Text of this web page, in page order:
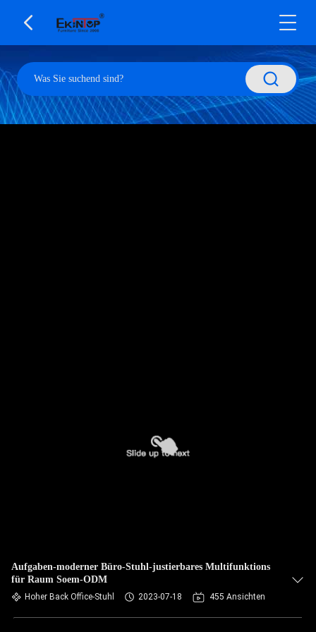
Aufgaben-moderner Büro-Stuhl-justierbares Multifunktions
für Raum Soem-ODM
Hoher Back Office-Stuhl 2023-07-18 455 Ansichten